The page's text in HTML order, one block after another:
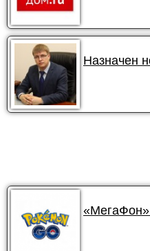
Назначен
«МегаФон»